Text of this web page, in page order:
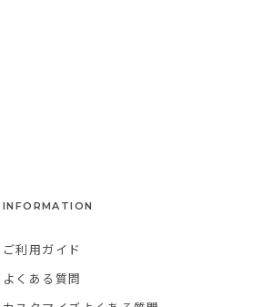
INFORMATION
ご利用ガイド
よくある質問